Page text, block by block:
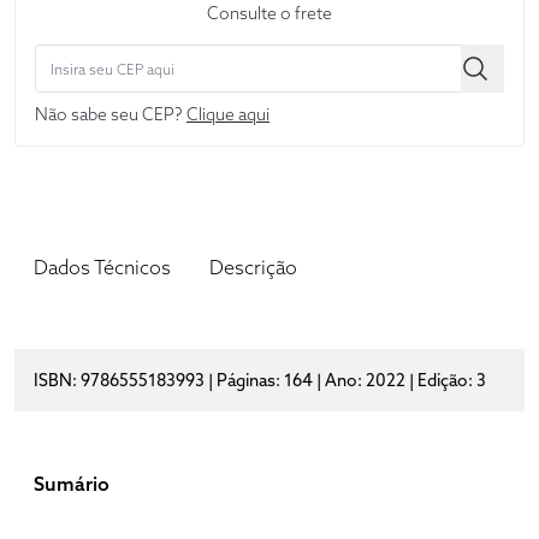
Consulte o frete
Não sabe seu CEP? Clique aqui
Dados Técnicos Descrição
ISBN: 9786555183993 | Páginas: 164 | Ano: 2022 | Edição: 3
Sumário